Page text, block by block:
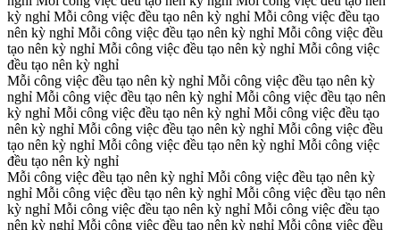
kỳ nghỉ Mỗi công việc đều tạo nên kỳ nghỉ Mỗi công việc đều tạo
nên kỳ nghỉ Mỗi công việc đều tạo nên kỳ nghỉ Mỗi công việc đều
tạo nên kỳ nghỉ Mỗi công việc đều tạo nên kỳ nghỉ Mỗi công việc
đều tạo nên kỳ nghỉ
Mỗi công việc đều tạo nên kỳ nghỉ Mỗi công việc đều tạo nên kỳ
nghỉ Mỗi công việc đều tạo nên kỳ nghỉ Mỗi công việc đều tạo nên
kỳ nghỉ Mỗi công việc đều tạo nên kỳ nghỉ Mỗi công việc đều tạo
nên kỳ nghỉ Mỗi công việc đều tạo nên kỳ nghỉ Mỗi công việc đều
tạo nên kỳ nghỉ Mỗi công việc đều tạo nên kỳ nghỉ Mỗi công việc
đều tạo nên kỳ nghỉ
Mỗi công việc đều tạo nên kỳ nghỉ Mỗi công việc đều tạo nên kỳ
nghỉ Mỗi công việc đều tạo nên kỳ nghỉ Mỗi công việc đều tạo nên
kỳ nghỉ Mỗi công việc đều tạo nên kỳ nghỉ Mỗi công việc đều tạo
nên kỳ nghỉ Mỗi công việc đều tạo nên kỳ nghỉ Mỗi công việc đều